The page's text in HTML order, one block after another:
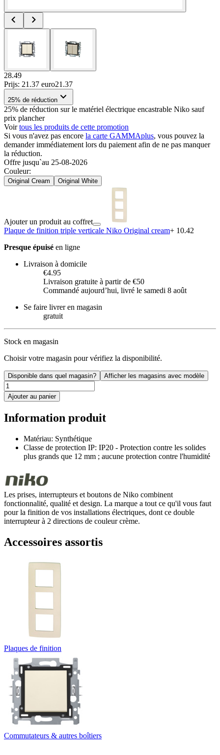
28.49
Prijs: 21.37 euro21 .37
25% de réduction
25% de réduction sur le matériel électrique encastrable Niko sauf
prix plancher
Voirtous les produits de cette promotion
Si vous n'avez pas encore la carte GAMMAplus, vous pouvez la
demander immédiatement lors du paiement afin de ne pas manquer
la réduction.
Offre jusqu`au 25-08-2026
Couleur:
Original Cream Original White
Ajouter un produit au coffret
Plaque de finition triple verticale Niko Original cream+ 10.42
Presque épuisé en ligne
Livraison à domicile
€4.95
Livraison gratuite à partir de €50
Commandé aujourdʼhui, livré le samedi 8 août
Se faire livrer en magasin
gratuit
Stock en magasin
Choisir votre magasin pour vérifiez la disponibilité.
Disponible dans quel magasin? Afficher les magasins avec modèle
Ajouter au panier
Information produit
Matériau: Synthétique
Classe de protection IP: IP20 - Protection contre les solides
plus grands que 12 mm ; aucune protection contre l'humidité
Les prises, interrupteurs et boutons de Niko combinent
fonctionnalité, qualité et design. La marque a tout ce qu'il vous faut
pour la finition de vos installations électriques, dont ce double
interrupteur à 2 directions de couleur crème.
Accessoires assortis
Plaques de finition
Commutateurs & autres boîtiers